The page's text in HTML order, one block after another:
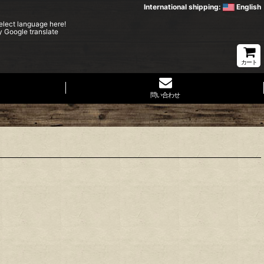
International shipping:
English
language here!
Google translate
カート
問い合わせ